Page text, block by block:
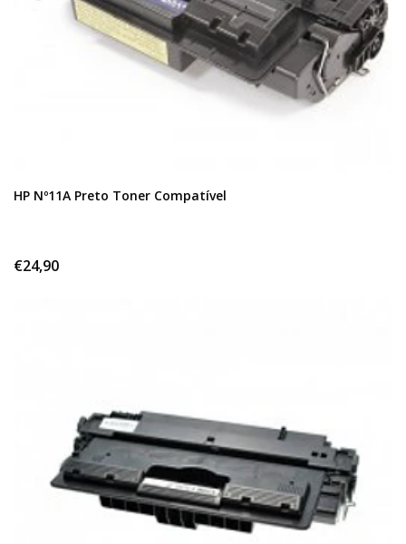
HP Nº11A Preto Toner Compatível
€24,90